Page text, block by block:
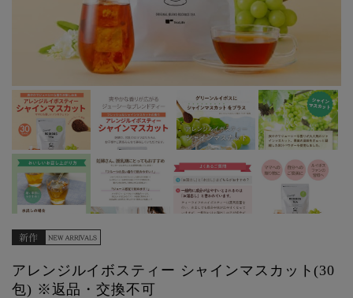
アレンジルイボスティー シャインマスカット(30
包) ※返品・交換不可